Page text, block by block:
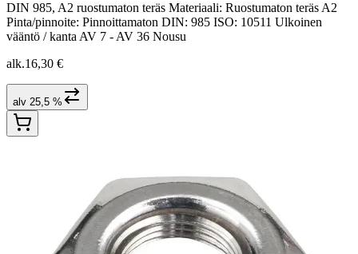
DIN 985, A2 ruostumaton teräs Materiaali: Ruostumaton teräs A2
Pinta/pinnoite: Pinnoittamaton DIN: 985 ISO: 10511 Ulkoinen
vääntö / kanta AV 7 - AV 36 Nousu
alk.16,30 €
alv 25,5 %